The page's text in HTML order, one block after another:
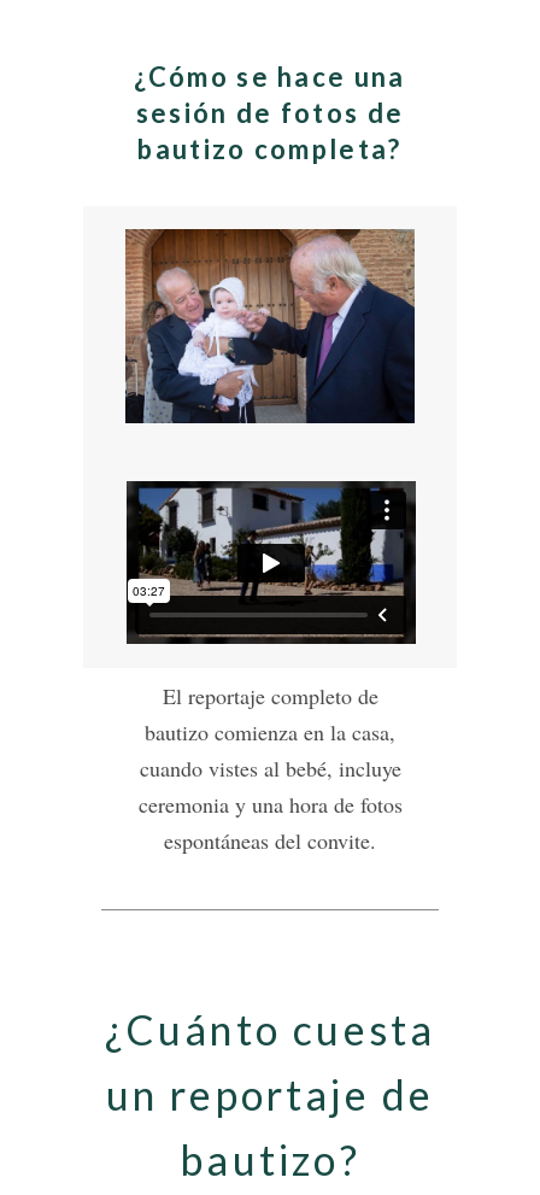
¿Cómo se hace una
sesión de fotos de
bautizo completa?
El reportaje completo de
bautizo comienza en la casa,
cuando vistes al bebé, incluye
ceremonia y una hora de fotos
espontáneas del convite.
¿Cuánto cuesta
un reportaje de
bautizo?